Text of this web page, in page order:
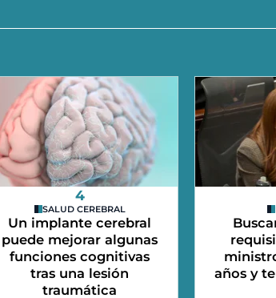
4
SALUD CEREBRAL
Un implante cerebral
puede mejorar algunas
funciones cognitivas
tras una lesión
traumática
años y